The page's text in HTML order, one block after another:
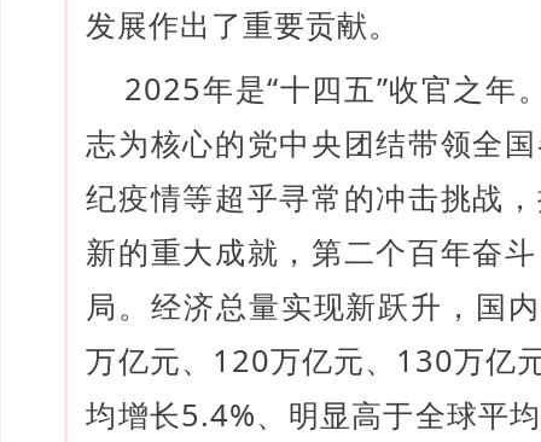
发展作出了重要贡献。
2025年是“十四五”收官之年
志为核心的党中央团结带领全
纪疫情等超乎寻常的冲击挑战
新的重大成就，第二个百年奋
局。经济总量实现新跃升，国
万亿元、120万亿元、130万亿
均增长5.4%、明显高于全球平